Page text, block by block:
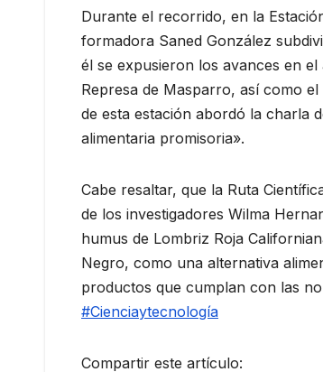
Durante el recorrido, en la
formadora Saned González
él se expusieron los avances en
Represa de Masparro, así como
de esta estación abordó la charla
alimentaria promisoria».
Cabe resaltar, que la Ruta
de los investigadores Wilma
humus de Lombriz Roja
Negro, como una alternativa
productos que cumplan con las
#Cienciaytecnología
Compartir este artículo: